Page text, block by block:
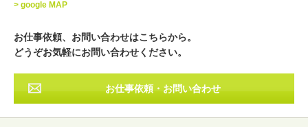
その他
> google MAP
お仕事依頼、お問い合わせはこちらから。
どうぞお気軽にお問い合わせください。
お仕事依頼・お問い合わせ